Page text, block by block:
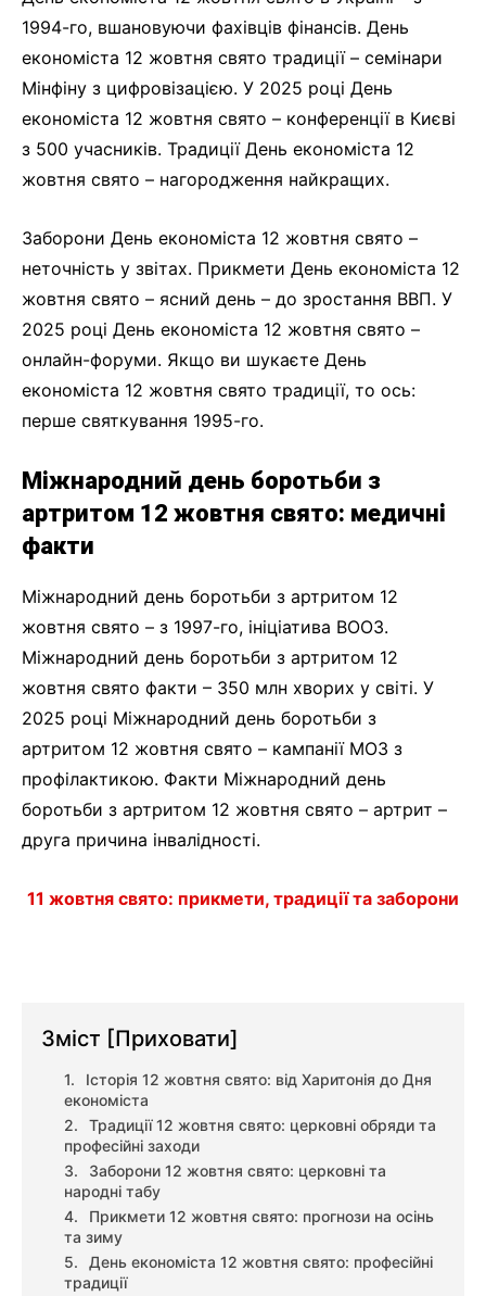
1994-го, вшановуючи фахівців фінансів. День
економіста 12 жовтня свято традиції – семінари
Мінфіну з цифровізацією. У 2025 році День
економіста 12 жовтня свято – конференції в Києві
з 500 учасників. Традиції День економіста 12
жовтня свято – нагородження найкращих.
Заборони День економіста 12 жовтня свято –
неточність у звітах. Прикмети День економіста 12
жовтня свято – ясний день – до зростання ВВП. У
2025 році День економіста 12 жовтня свято –
онлайн-форуми. Якщо ви шукаєте День
економіста 12 жовтня свято традиції, то ось:
перше святкування 1995-го.
Міжнародний день боротьби з
артритом 12 жовтня свято: медичні
факти
Міжнародний день боротьби з артритом 12
жовтня свято – з 1997-го, ініціатива ВООЗ.
Міжнародний день боротьби з артритом 12
жовтня свято факти – 350 млн хворих у світі. У
2025 році Міжнародний день боротьби з
артритом 12 жовтня свято – кампанії МОЗ з
профілактикою. Факти Міжнародний день
боротьби з артритом 12 жовтня свято – артрит –
друга причина інвалідності.
11 жовтня свято: прикмети, традиції та заборони
Зміст [Приховати]
Історія 12 жовтня свято: від Харитонія до Дня
економіста
Традиції 12 жовтня свято: церковні обряди та
професійні заходи
Заборони 12 жовтня свято: церковні та
народні табу
Прикмети 12 жовтня свято: прогнози на осінь
та зиму
День економіста 12 жовтня свято: професійні
традиції